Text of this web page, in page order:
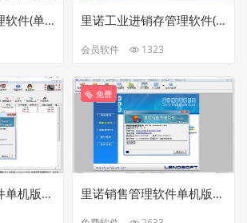
里诺工业仓库管理软件(单机版)V3.61最新完美破解版 里诺工业进销存管理软件(单机版)V2.50免加密狗免注册破解版
会员软件 1323
里诺会员管理软件单机版V5.0最新破解版
免费
里诺销售管理软件单机版V3.31完美无暗桩破解版